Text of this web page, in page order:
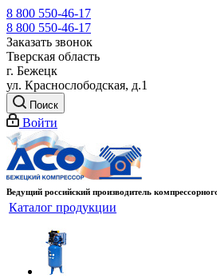
8 800 550-46-17
8 800 550-46-17
Заказать звонок
Тверская область
г. Бежецк
ул. Краснослободская, д.1
Поиск
Войти
Ведущий российский производитель
Каталог продукции